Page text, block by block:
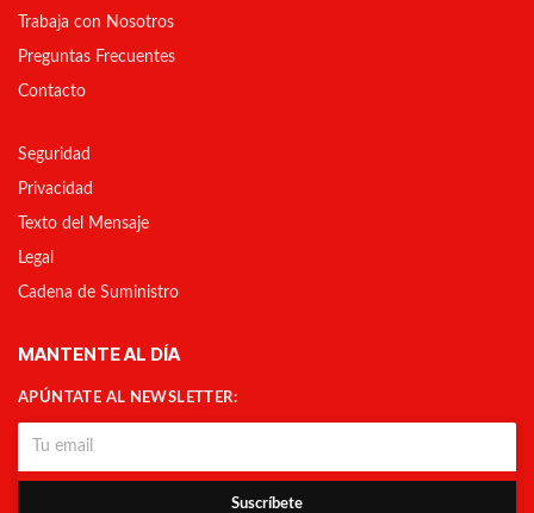
Trabaja con Nosotros
Preguntas Frecuentes
Contacto
Seguridad
Privacidad
Texto del Mensaje
Legal
Cadena de Suministro
MANTENTE AL DÍA
APÚNTATE AL NEWSLETTER:
Suscríbete